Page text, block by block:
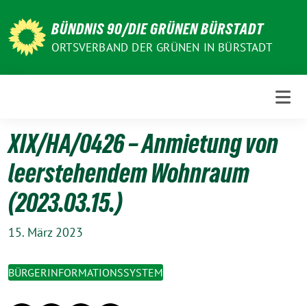
zum
Inhalt
BÜNDNIS 90/DIE GRÜNEN BÜRSTADT
ORTSVERBAND DER GRÜNEN IN BÜRSTADT
XIX/HA/0426 – Anmietung von
leerstehendem Wohnraum
(2023.03.15.)
15. März 2023
BÜRGERINFORMATIONSSYSTEM